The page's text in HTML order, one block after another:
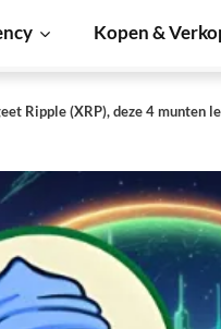
Kopen &
Ripple (XRP), deze 4 munten